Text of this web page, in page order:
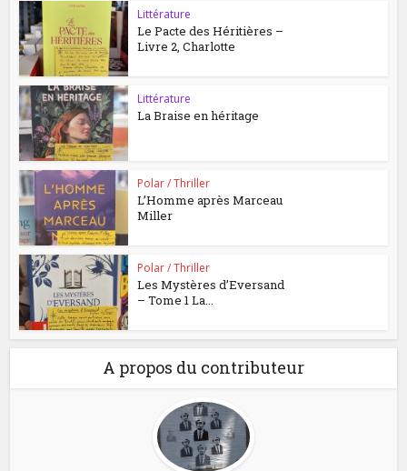
Littérature
Le Pacte des Héritières –
Livre 2, Charlotte
Littérature
La Braise en héritage
Polar / Thriller
L’Homme après Marceau
Miller
Polar / Thriller
Les Mystères d’Eversand
– Tome 1 La...
A propos du contributeur